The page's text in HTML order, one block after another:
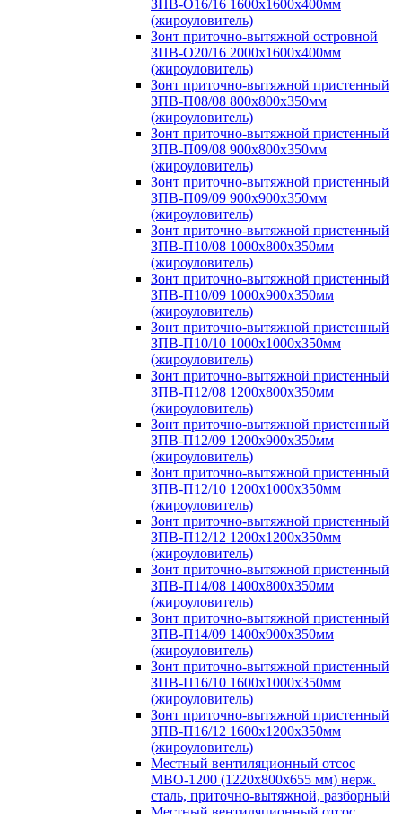
ЗПВ-О16/16 1600х1600х400мм
(жироуловитель)
Зонт приточно-вытяжной островной
ЗПВ-О20/16 2000х1600х400мм
(жироуловитель)
Зонт приточно-вытяжной пристенный
ЗПВ-П08/08 800х800х350мм
(жироуловитель)
Зонт приточно-вытяжной пристенный
ЗПВ-П09/08 900х800х350мм
(жироуловитель)
Зонт приточно-вытяжной пристенный
ЗПВ-П09/09 900х900х350мм
(жироуловитель)
Зонт приточно-вытяжной пристенный
ЗПВ-П10/08 1000х800х350мм
(жироуловитель)
Зонт приточно-вытяжной пристенный
ЗПВ-П10/09 1000х900х350мм
(жироуловитель)
Зонт приточно-вытяжной пристенный
ЗПВ-П10/10 1000х1000х350мм
(жироуловитель)
Зонт приточно-вытяжной пристенный
ЗПВ-П12/08 1200х800х350мм
(жироуловитель)
Зонт приточно-вытяжной пристенный
ЗПВ-П12/09 1200х900х350мм
(жироуловитель)
Зонт приточно-вытяжной пристенный
ЗПВ-П12/10 1200х1000х350мм
(жироуловитель)
Зонт приточно-вытяжной пристенный
ЗПВ-П12/12 1200х1200х350мм
(жироуловитель)
Зонт приточно-вытяжной пристенный
ЗПВ-П14/08 1400х800х350мм
(жироуловитель)
Зонт приточно-вытяжной пристенный
ЗПВ-П14/09 1400х900х350мм
(жироуловитель)
Зонт приточно-вытяжной пристенный
ЗПВ-П16/10 1600х1000х350мм
(жироуловитель)
Зонт приточно-вытяжной пристенный
ЗПВ-П16/12 1600х1200х350мм
(жироуловитель)
Местный вентиляционный отсос
МВО-1200 (1220х800х655 мм) нерж.
сталь, приточно-вытяжной, разборный